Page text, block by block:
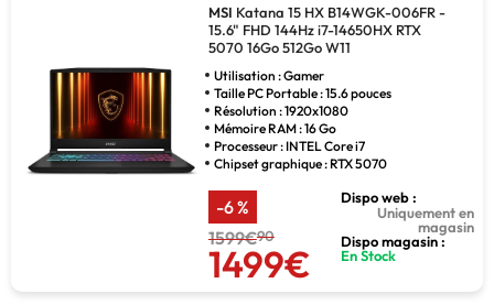
MSI Katana 15 HX B14WGK-006FR -
15.6" FHD 144Hz i7-14650HX RTX
5070 16Go 512Go W11
Utilisation : Gamer
Taille PC Portable : 15.6 pouces
Résolution : 1920x1080
Mémoire RAM : 16 Go
Processeur : INTEL Core i7
Chipset graphique : RTX 5070
-6 %
1599€90
1499€
Dispo web :
Uniquement en
magasin
Dispo magasin :
En Stock